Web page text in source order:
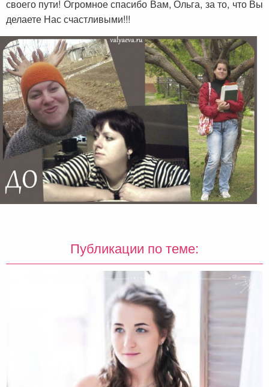
своего пути! Огромное спасибо Вам, Ольга, за то, что Вы
делаете Нас счастливыми!!!
Публикации по теме: